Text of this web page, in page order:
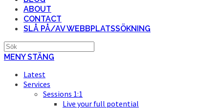
ABOUT
CONTACT
SLÅ PÅ/AV WEBBPLATSSÖKNING
MENY STÄNG
Latest
Services
Sessions 1:1
Live your full potential